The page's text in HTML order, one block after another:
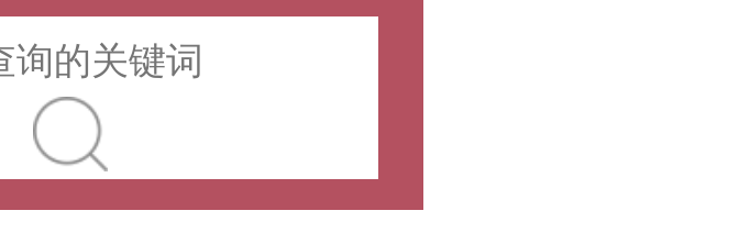
】职业技能培训及认定
通知
酒类经销商群体会消失
？